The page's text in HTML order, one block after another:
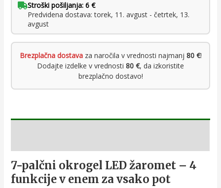
Stroški pošiljanja: 6 €
Predvidena dostava: torek, 11. avgust - četrtek, 13.
avgust
Brezplačna dostavaza naročila v vrednosti najmanj 80 €!
Dodajte izdelke v vrednosti 80 €, da izkoristite
brezplačno dostavo!
7-palčni okrogel LED žaromet – 4
funkcije v enem za vsako pot